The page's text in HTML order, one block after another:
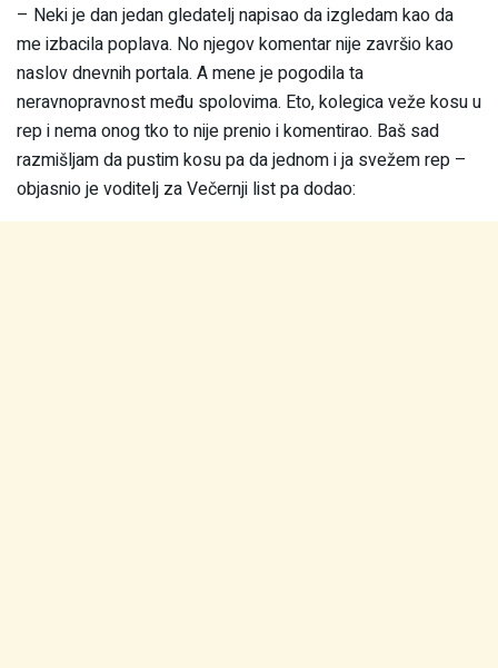
– Neki je dan jedan gledatelj napisao da izgledam kao da
me izbacila poplava. No njegov komentar nije završio kao
naslov dnevnih portala. A mene je pogodila ta
neravnopravnost među spolovima. Eto, kolegica veže kosu u
rep i nema onog tko to nije prenio i komentirao. Baš sad
razmišljam da pustim kosu pa da jednom i ja svežem rep –
objasnio je voditelj za Večernji list pa dodao: